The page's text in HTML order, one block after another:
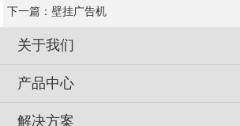
下一篇： 壁挂广告机
关于我们
产品中心
解决方案